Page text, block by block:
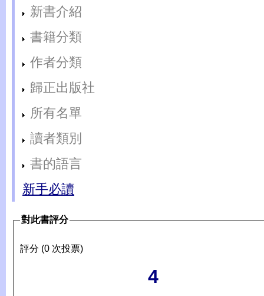
新書介紹
書籍分類
作者分類
歸正出版社
所有名單
讀者類別
書的語言
新手必讀
對此書評分
評分 (0 次投票)
4